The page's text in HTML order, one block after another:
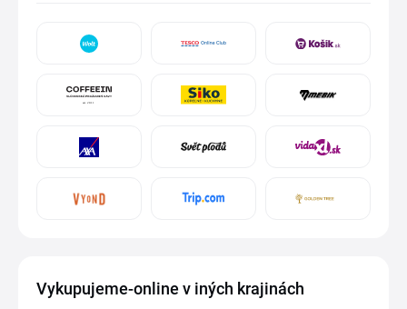
Vykupujeme-online v iných krajinách